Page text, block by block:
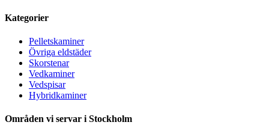
Kategorier
Pelletskaminer
Övriga eldstäder
Skorstenar
Vedkaminer
Vedspisar
Hybridkaminer
Områden vi servar i Stockholm